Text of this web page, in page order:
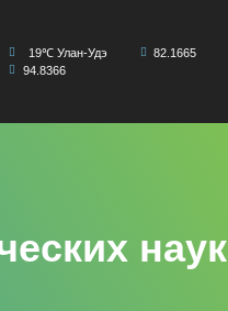
19℃ Улан-Удэ
82.1665
94.8366
наук